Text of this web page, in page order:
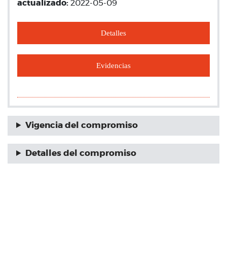
actualizado: 2022-05-09
Detalles
Evidencias
Vigencia del compromiso
Detalles del compromiso